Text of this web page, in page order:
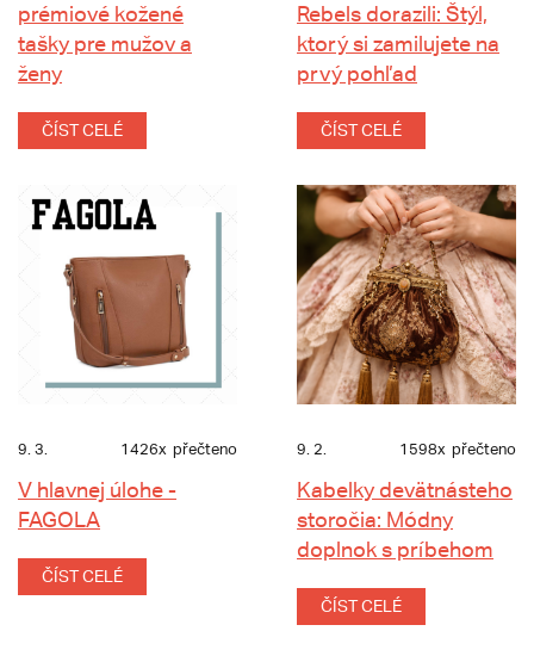
prémiové kožené
tašky pre mužov a
ženy
ČÍST CELÉ
Rebels dorazili: Štýl,
ktorý si zamilujete na
prvý pohľad
ČÍST CELÉ
9. 3. 1426x přečteno
V hlavnej úlohe -
FAGOLA
ČÍST CELÉ
9. 2. 1598x přečteno
Kabelky devätnásteho
storočia: Módny
doplnok s príbehom
ČÍST CELÉ